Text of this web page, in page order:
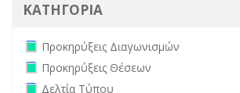
ΚΑΤΗΓΟΡΙΑ
Remove Προκηρύξεις Διαγωνισμών
Προκηρύξεις Διαγωνισμών
Remove Προκηρύξεις Θέσεων filter
Προκηρύξεις Θέσεων
Remove Δελτία Τύπου filter
Δελτία Τύπου